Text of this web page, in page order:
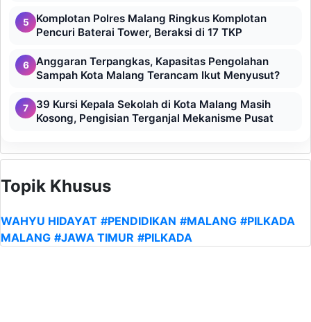
5
Komplotan Polres Malang Ringkus Komplotan
Pencuri Baterai Tower, Beraksi di 17 TKP
6
Anggaran Terpangkas, Kapasitas Pengolahan
Sampah Kota Malang Terancam Ikut Menyusut?
7
39 Kursi Kepala Sekolah di Kota Malang Masih
Kosong, Pengisian Terganjal Mekanisme Pusat
Topik Khusus
WAHYU HIDAYAT #PENDIDIKAN #MALANG #PILKADA
MALANG #JAWA TIMUR #PILKADA